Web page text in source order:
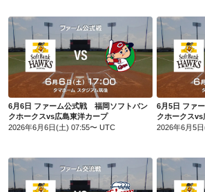
6月6日 ファーム公式戦 福岡ソフトバンクホークスvs広島東洋カープ
6月6日 ファーム公式戦 福岡ソフトバン
クホークスvs広島東洋カープ
2026年6月6日(土) 07:55〜 UTC
6月5日 ファ
クホークス
2026年6月5